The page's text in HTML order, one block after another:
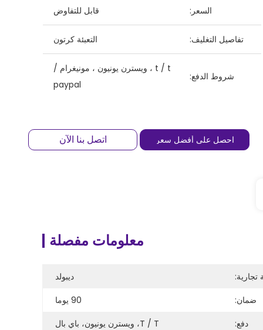
السعر: قابل للتفاوض
تفاصيل التغليف: التعبئة كرتون
شروط الدفع:
t / t ، ويسترن يونيون ، مونيغرام /
paypal
احصل على أفضل سعر اتصل بنا الآن
معلومات مفصلة
تجارية:
ديبولد
ضمان:
90 يوما
دفع:
T / T، ويسترن يونيون، باي بال